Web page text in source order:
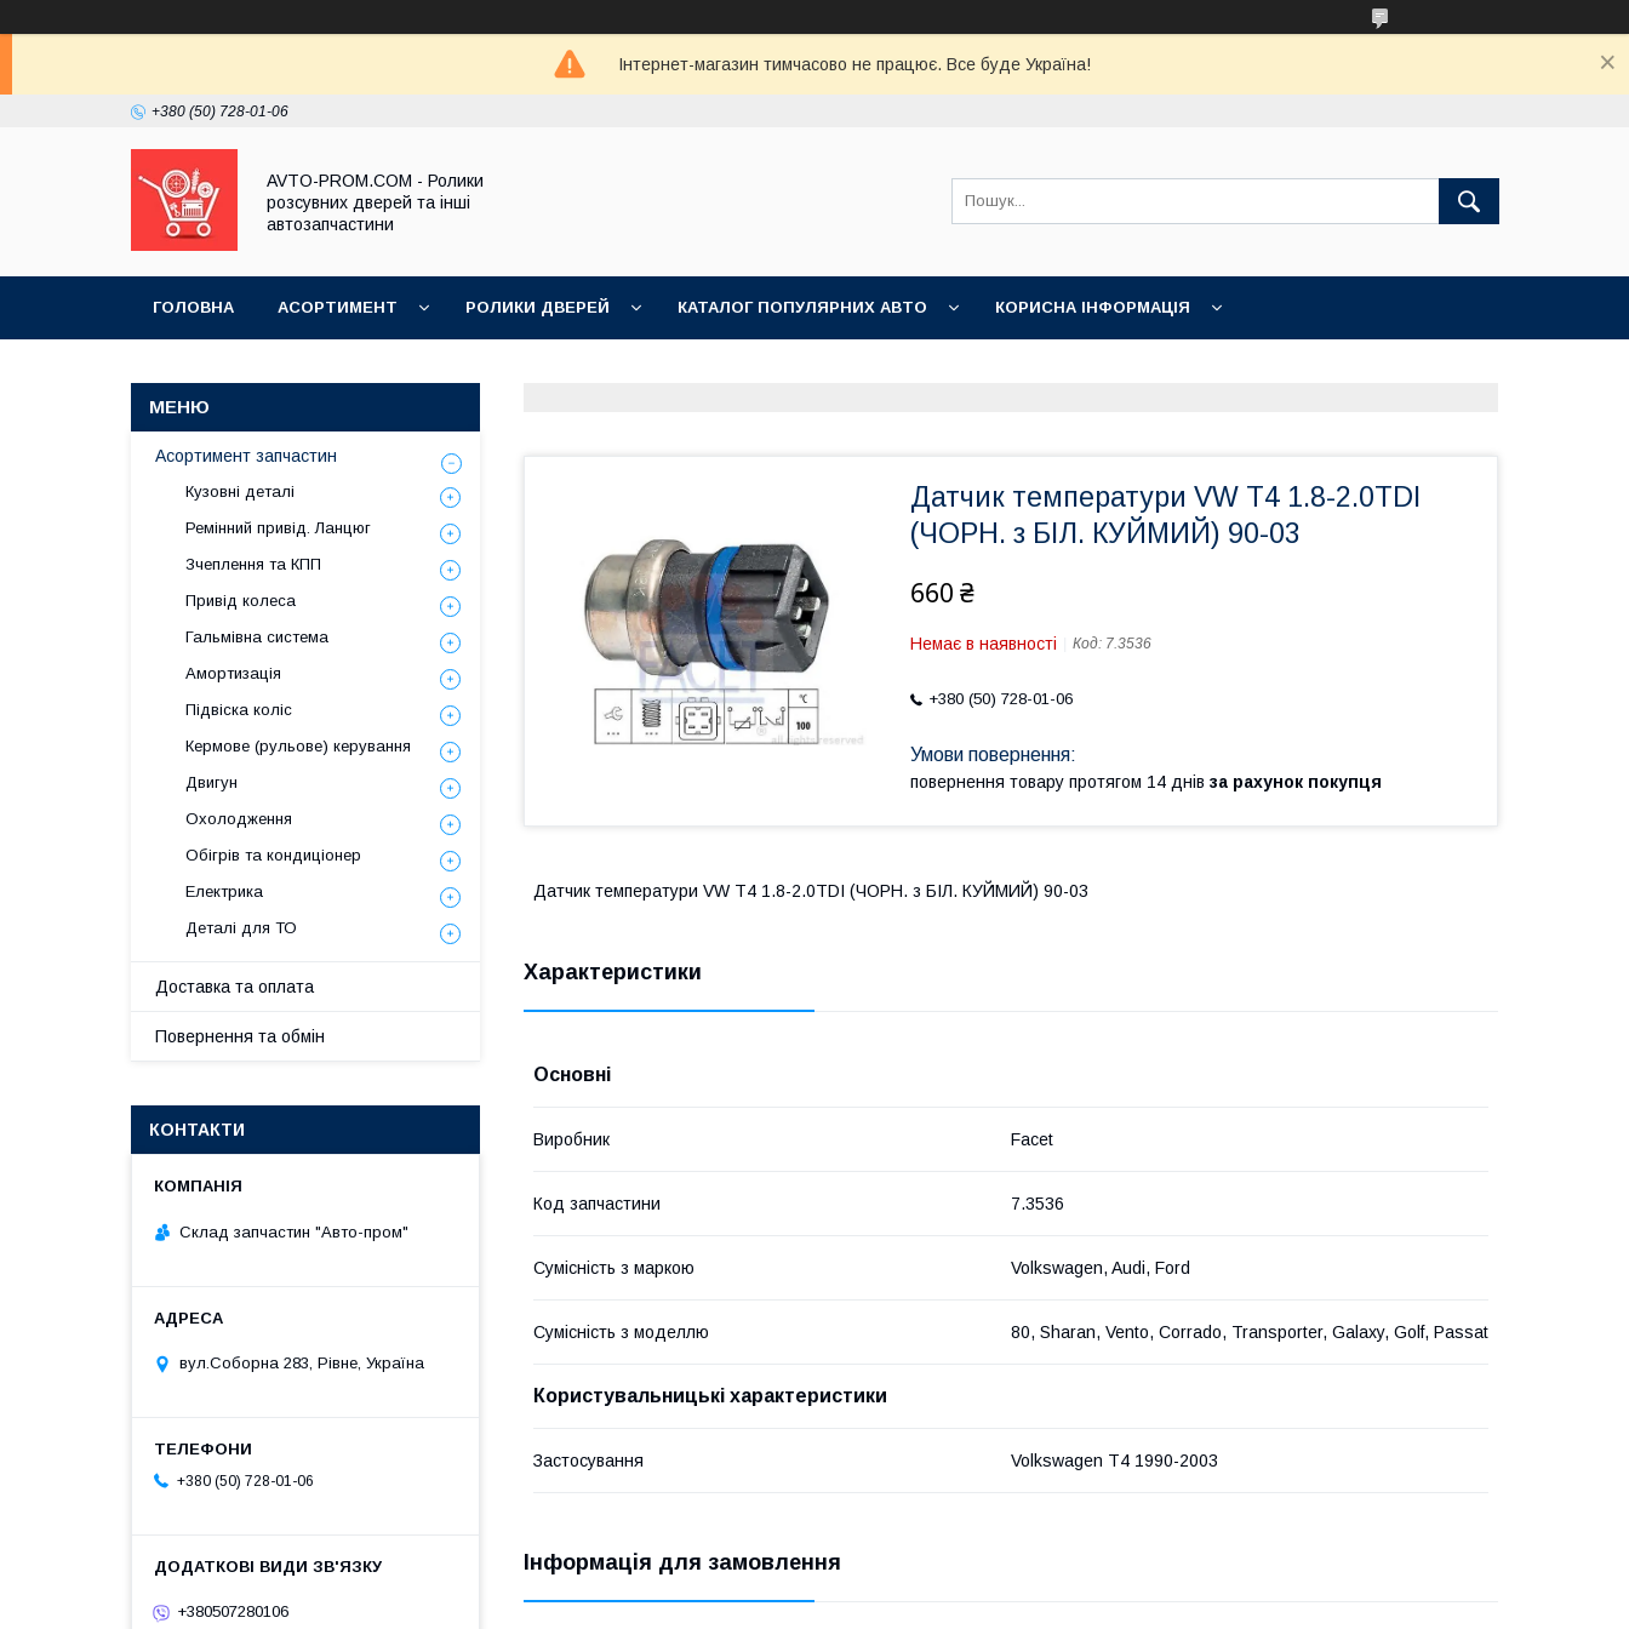
Інтернет-магазин тимчасово не працює. Все буде Україна!
+380 (50) 728-01-06
AVTO-PROM.COM - Ролики
розсувних дверей та інші
автозапчастини
ГОЛОВНА АСОРТИМЕНТ РОЛИКИ ДВЕРЕЙ КАТАЛОГ ПОПУЛЯРНИХ АВТО КОРИСНА ІНФОРМАЦІЯ
Датчик температури VW T4 1.8-2.0TDI
(ЧОРН. з БІЛ. КУЙМИЙ) 90-03
660 ₴
Немає в наявності Код: 7.3536
+380 (50) 728-01-06
повернення товару протягом 14 днів за рахунок покупця
Датчик температури VW T4 1.8-2.0TDI (ЧОРН. з БІЛ. КУЙМИЙ) 90-03
Характеристики
Основні
Виробник Facet
Код запчастини 7.3536
Сумісність з маркою Volkswagen, Audi, Ford
Сумісність з моделлю 80, Sharan, Vento, Corrado, Transporter, Galaxy, Golf, Passat
Користувальницькі характеристики
Застосування Volkswagen T4 1990-2003
Інформація для замовлення
Асортимент запчастин
Кузовні деталі
Ремінний привід. Ланцюг
Зчеплення та КПП
Привід колеса
Гальмівна система
Амортизація
Підвіска коліс
Кермове (рульове) керування
Двигун
Охолодження
Обігрів та кондиціонер
Електрика
Деталі для ТО
Доставка та оплата
Повернення та обмін
КОНТАКТИ
Склад запчастин "Авто-пром"
вул.Соборна 283, Рівне, Україна
+380 (50) 728-01-06
+380507280106